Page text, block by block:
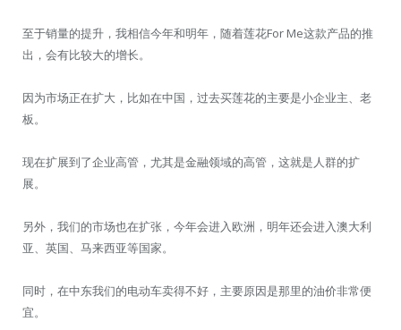
至于销量的提升，我相信今年和明年，随着莲花For Me这款产品的推
出，会有比较大的增长。
因为市场正在扩大，比如在中国，过去买莲花的主要是小企业主、老
板。
现在扩展到了企业高管，尤其是金融领域的高管，这就是人群的扩
展。
另外，我们的市场也在扩张，今年会进入欧洲，明年还会进入澳大利
亚、英国、马来西亚等国家。
同时，在中东我们的电动车卖得不好，主要原因是那里的油价非常便
宜。